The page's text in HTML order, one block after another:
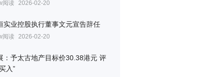
阅读 2026-02-20
实业控股执行董事文元宣告辞任
阅读 2026-02-20
：予太古地产目标价30.38港元 评
入”